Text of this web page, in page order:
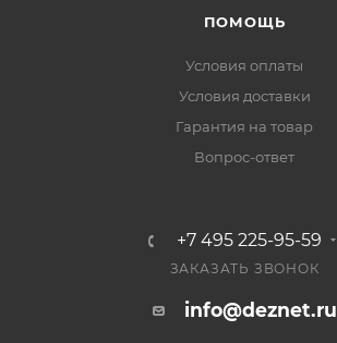
ПОМОЩЬ
Условия оплаты
Условия доставки
Гарантия на товар
Вопрос-ответ
+7 495 225-95-59
ЗАКАЗАТЬ ЗВОНОК
info@deznet.ru